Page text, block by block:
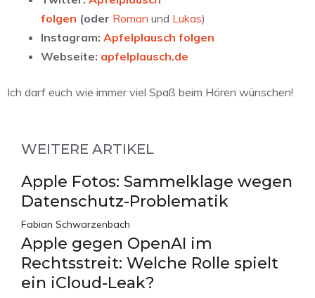
folgen (oder Roman und Lukas)
Instagram: Apfelplausch folgen
Webseite: apfelplausch.de
Ich darf euch wie immer viel Spaß beim Hören wünschen!
WEITERE ARTIKEL
Apple Fotos: Sammelklage wegen
Datenschutz-Problematik
Fabian Schwarzenbach
Apple gegen OpenAI im
Rechtsstreit: Welche Rolle spielt
ein iCloud-Leak?